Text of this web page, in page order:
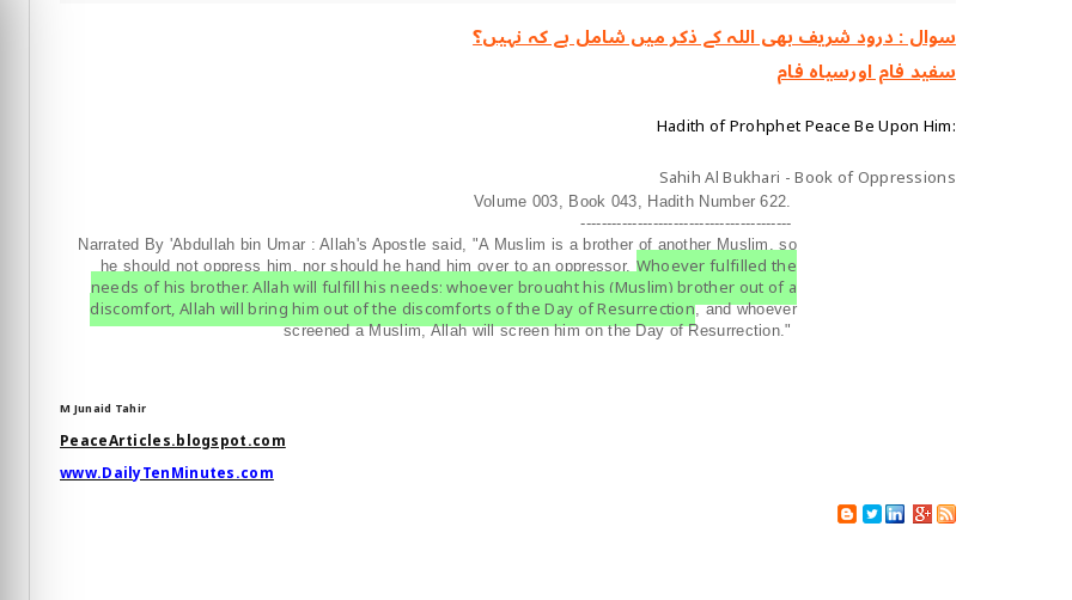
سوال : درود شریف بھی اللہ کے ذکر میں شامل ہے کہ نہیں؟
سفید فام اورسیاہ فام
Hadith of Prohphet Peace Be Upon Him:
Sahih Al Bukhari - Book of Oppressions
Volume 003, Book 043, Hadith Number 622.
-----------------------------------------
Narrated By 'Abdullah bin Umar : Allah's Apostle said, "A Muslim is a brother of another Muslim, so
he should not oppress him, nor should he hand him over to an oppressor. Whoever fulfilled the
needs of his brother, Allah will fulfill his needs; whoever brought his (Muslim) brother out of a
discomfort, Allah will bring him out of the discomforts of the Day of Resurrection, and whoever
screened a Muslim, Allah will screen him on the Day of Resurrection."
M Junaid Tahir
PeaceArticles.blogspot.com
www.DailyTenMinutes.com